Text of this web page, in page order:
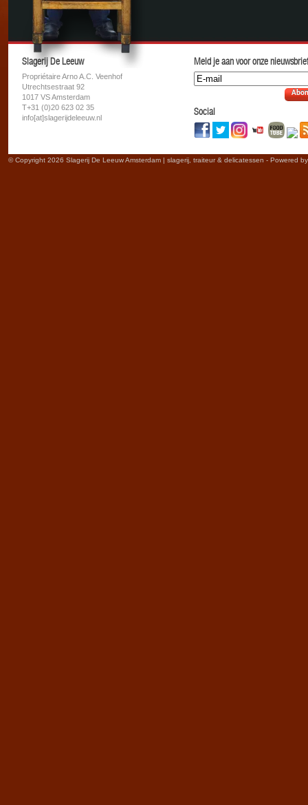
Slagerij De Leeuw
Propriétaire Arno A.C. Veenhof
Utrechtsestraat 92
1017 VS Amsterdam
T+31 (0)20 623 02 35
info[at]slagerijdeleeuw.nl
Meld je aan voor onze
Social
© Copyright 2026 Slagerij De Leeuw Amsterdam | slagerij, traiteur & delicatessen - Powered